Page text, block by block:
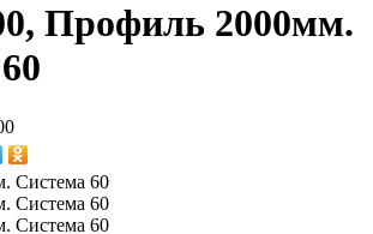
Профиль 2000мм.